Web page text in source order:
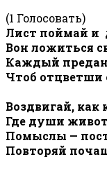
(1 Голосовать)
Лист поймай и
Вон ложиться
Каждый предан
Чтоб отцветши
Воздвигай, как
Где души
Помыслы —
Повторяй